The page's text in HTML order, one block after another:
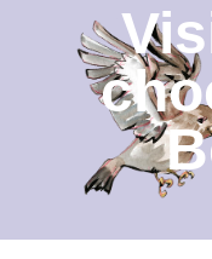
Présentation
Documents
Les menus à
Contact